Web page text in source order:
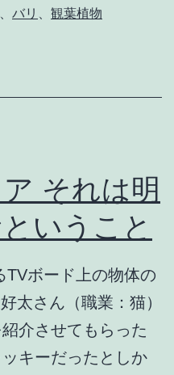
、 バリ 、 観葉植物
それは明
いうこと
ボード上の物体の
太さん（職業：猫）
介させてもらった
キーだったとしか